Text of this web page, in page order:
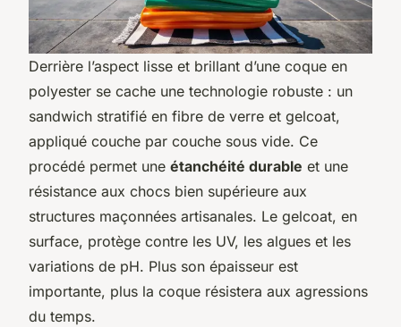
Derrière l’aspect lisse et brillant d’une coque en
polyester se cache une technologie robuste : un
sandwich stratifié en fibre de verre et gelcoat,
appliqué couche par couche sous vide. Ce
procédé permet une étanchéité durable et une
résistance aux chocs bien supérieure aux
structures maçonnées artisanales. Le gelcoat, en
surface, protège contre les UV, les algues et les
variations de pH. Plus son épaisseur est
importante, plus la coque résistera aux agressions
du temps.